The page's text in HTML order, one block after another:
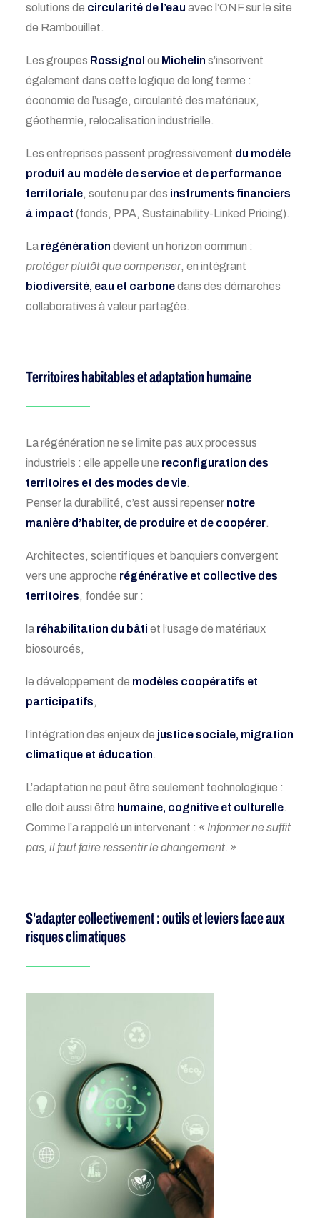
solutions de circularité de l’eau avec l’ONF sur le site
de Rambouillet.
Les groupes Rossignol ou Michelin s’inscrivent
également dans cette logique de long terme :
économie de l’usage, circularité des matériaux,
géothermie, relocalisation industrielle.
Les entreprises passent progressivement du modèle
produit au modèle de service et de performance
territoriale, soutenu par des instruments financiers
à impact (fonds, PPA, Sustainability-Linked Pricing).
La régénération devient un horizon commun :
protéger plutôt que compenser, en intégrant
biodiversité, eau et carbonedans des démarches
collaboratives à valeur partagée.
Territoires habitables et adaptation humaine
La régénération ne se limite pas aux processus
industriels : elle appelle une reconfiguration des
territoires et des modes de vie.
Penser la durabilité, c’est aussi repenser notre
manière d’habiter, de produire et de coopérer.
Architectes, scientifiques et banquiers convergent
vers une approche régénérative et collective des
territoires, fondée sur :
la réhabilitation du bâti et l’usage de matériaux
biosourcés,
le développement de modèles coopératifs et
participatifs,
l’intégration des enjeux de justice sociale, migration
climatique et éducation.
L’adaptation ne peut être seulement technologique :
elle doit aussi être humaine, cognitive et culturelle.
Comme l’a rappelé un intervenant : « Informer ne suffit
pas, il faut faire ressentir le changement. »
S'adapter collectivement : outils et leviers face aux
risques climatiques